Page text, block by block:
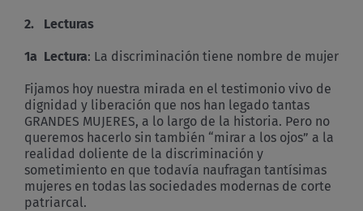
2. Lecturas
1a Lectura: La discriminación tiene nombre de mujer
Fijamos hoy nuestra mirada en el testimonio vivo de
dignidad y liberación que nos han legado tantas
GRANDES MUJERES, a lo largo de la historia. Pero no
queremos hacerlo sin también “mirar a los ojos” a la
realidad doliente de la discriminación y
sometimiento en que todavía naufragan tantísimas
mujeres en todas las sociedades modernas de corte
patriarcal.